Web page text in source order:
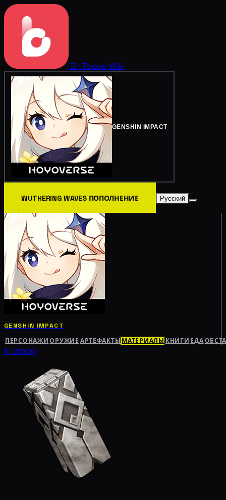
BitTopup Wiki
GENSHIN IMPACT
WUTHERING WAVES ПОПОЛНЕНИЕ Русский
GENSHIN IMPACT
ПЕРСОНАЖИ ОРУЖИЕ АРТЕФАКТЫ МАТЕРИАЛЫ КНИГИ ЕДА
К списку